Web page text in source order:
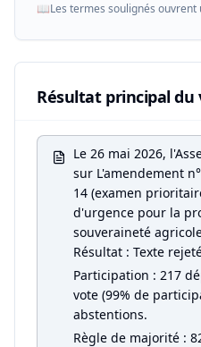
📖Les termes soulignés ouvrent
Résultat principal du
Le 26 mai 2026,
sur L'amendement
14 (examen
d'urgence pour la
souveraineté
Résultat : Texte
Participation : 217
vote (99% de
abstentions.
Règle de majorité :